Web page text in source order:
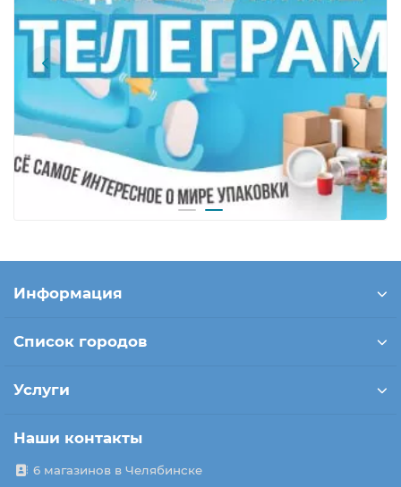
Информация
Список городов
Услуги
Наши контакты
6 магазинов в Челябинске